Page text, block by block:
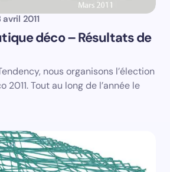
avril 2011
déco – Résultats de
nous organisons l’élection
Tout au long de l’année le